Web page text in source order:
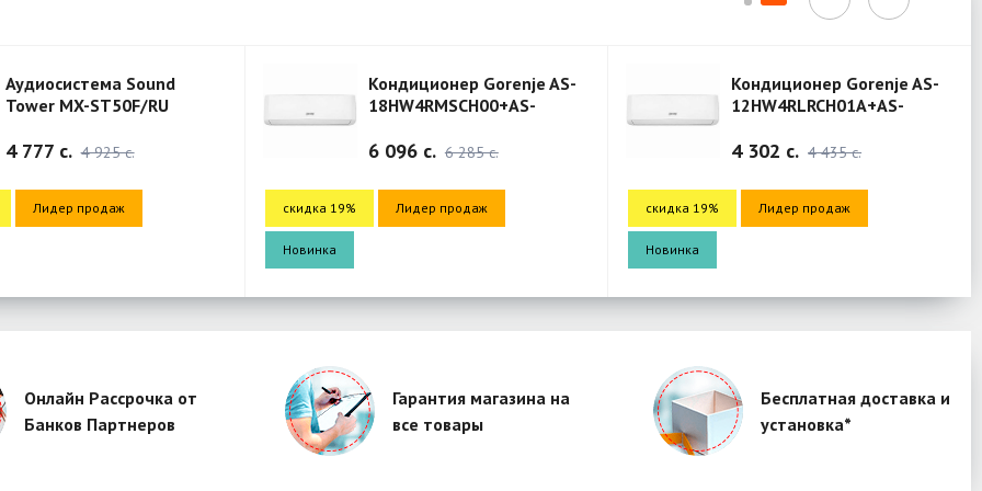
Аудиосистема Sound
Tower MX-ST50F/RU
4 777 c. 4 925 c.
Лидер продаж
Кондиционер Gorenje AS-
18HW4RMSCH00+AS-
6 096 c. 6 285 c.
скидка 19% Лидер продаж
Новинка
Кондиционер Gorenje AS-
12HW4RLRCH01A+AS-
4 302 c. 4 435 c.
скидка 19% Лидер продаж
Новинка
Онлайн Рассрочка от
Банков Партнеров
Гарантия магазина на
все товары
Бесплатная доставка и
установка*